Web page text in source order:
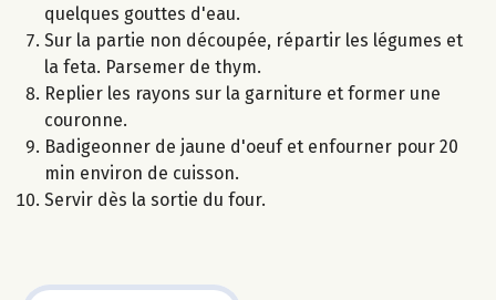
quelques gouttes d'eau.
Sur la partie non découpée, répartir les légumes et
la feta. Parsemer de thym.
Replier les rayons sur la garniture et former une
couronne.
Badigeonner de jaune d'oeuf et enfourner pour 20
min environ de cuisson.
Servir dès la sortie du four.